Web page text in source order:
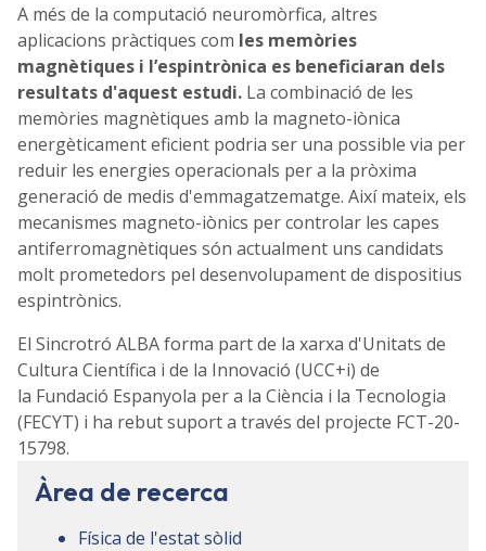
A més de la computació neuromòrfica, altres
aplicacions pràctiques com les memòries
magnètiques i l’espintrònica es beneficiaran dels
resultats d'aquest estudi. La combinació de les
memòries magnètiques amb la magneto-iònica
energèticament eficient podria ser una possible via per
reduir les energies operacionals per a la pròxima
generació de medis d'emmagatzematge. Així mateix, els
mecanismes magneto-iònics per controlar les capes
antiferromagnètiques són actualment uns candidats
molt prometedors pel desenvolupament de dispositius
espintrònics.
El Sincrotró ALBA forma part de la xarxa d'Unitats de
Cultura Científica i de la Innovació (UCC+i) de
la Fundació Espanyola per a la Ciència i la Tecnologia
(FECYT) i ha rebut suport a través del projecte FCT-20-
15798.
Àrea de recerca
Física de l'estat sòlid